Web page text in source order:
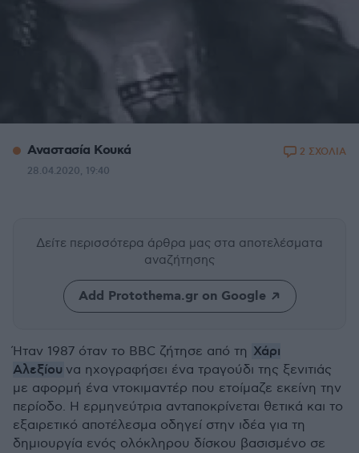
Αναστασία Κουκά
28.04.2020, 19:40
2 ΣΧΟΛΙΑ
Δείτε περισσότερα άρθρα μας στα αποτελέσματα
αναζήτησης
Add Protothema.gr on Google
Ήταν 1987 όταν το BBC ζήτησε από τη Χάρι
Αλεξίου να ηχογραφήσει ένα τραγούδι της ξενιτιάς
με αφορμή ένα ντοκιμαντέρ που ετοίμαζε εκείνη την
περίοδο. Η ερμηνεύτρια ανταποκρίνεται θετικά και το
εξαιρετικό αποτέλεσμα οδηγεί στην ιδέα για τη
δημιουργία ενός ολόκληρου δίσκου βασισμένο σε